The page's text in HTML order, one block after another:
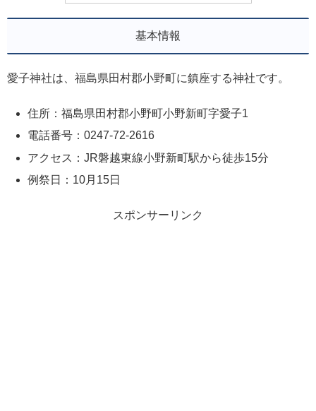
基本情報
愛子神社は、福島県田村郡小野町に鎮座する神社です。
住所：福島県田村郡小野町小野新町字愛子1
電話番号：0247-72-2616
アクセス：JR磐越東線小野新町駅から徒歩15分
例祭日：10月15日
スポンサーリンク